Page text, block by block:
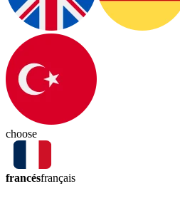
choose
francésfrançais